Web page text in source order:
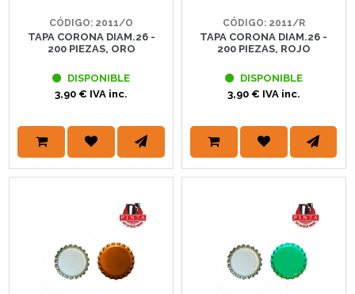
CÓDIGO: 2011/O
TAPA CORONA DIAM.26 -
200 PIEZAS, ORO
DISPONIBLE
3,90 € IVA inc.
CÓDIGO: 2011/R
TAPA CORONA DIAM.26 -
200 PIEZAS, ROJO
DISPONIBLE
3,90 € IVA inc.